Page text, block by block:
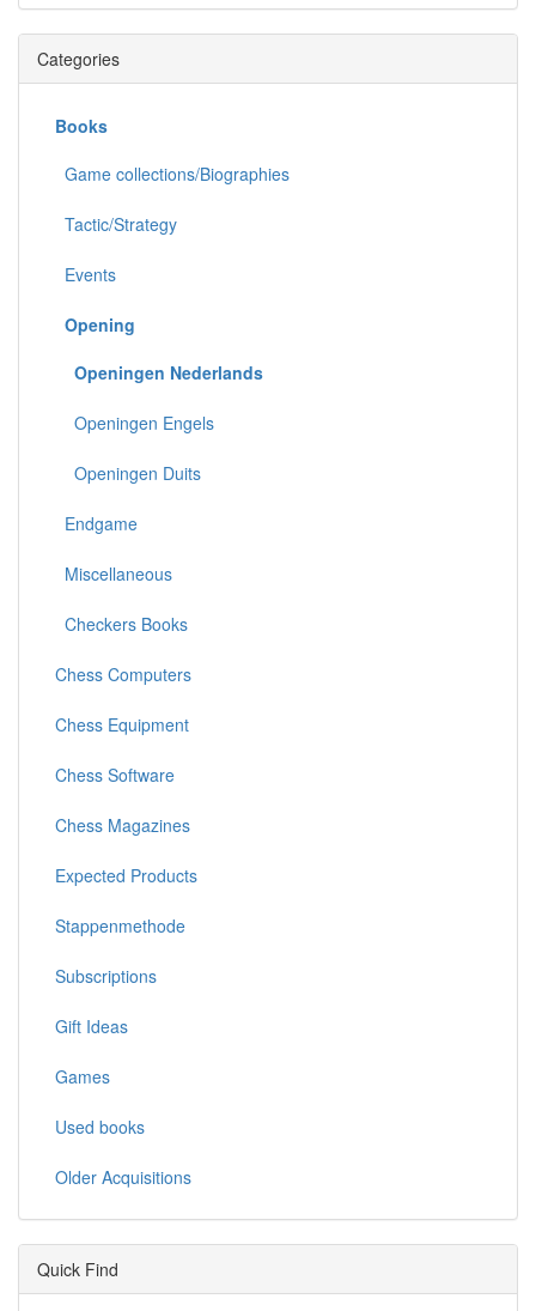
Categories
Books
Game collections/Biographies
Tactic/Strategy
Events
Opening
Openingen Nederlands
Openingen Engels
Openingen Duits
Endgame
Miscellaneous
Checkers Books
Chess Computers
Chess Equipment
Chess Software
Chess Magazines
Expected Products
Stappenmethode
Subscriptions
Gift Ideas
Games
Used books
Older Acquisitions
Quick Find